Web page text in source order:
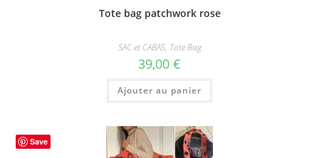
Tote bag patchwork rose
SAC et CABAS, Tote Bag
39,00 €
Ajouter au panier
Save